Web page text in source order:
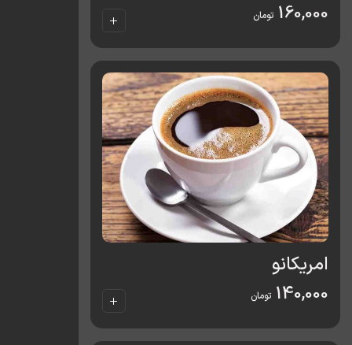
160,000 تومان
امریکانو
140,000 تومان